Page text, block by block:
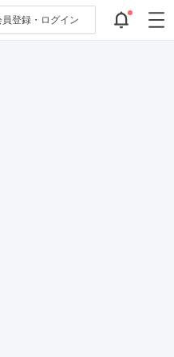
登録・ ログイン